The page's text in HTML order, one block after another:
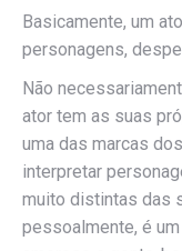
Basicamente, um
personagens,
Não
ator tem as suas
uma das marcas
interpretar
muito distintas das
pessoalmente, é